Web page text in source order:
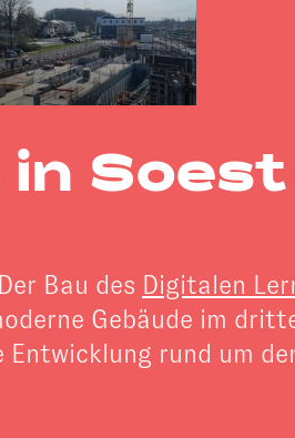
in Soest
Bau des Digitalen
Gebäude im
rund um